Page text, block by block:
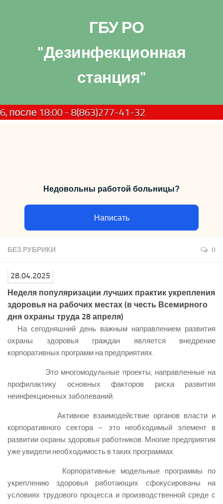
ГБУ РО
"Дезинфекционная
станция"
18:00 - 8(863)277-41-32
Недовольны работой больницы?
Написать
БЕЗ РУБРИКИ 0
28.04.2025
Неделя популяризации лучших практик укрепления
здоровья на рабочих местах (в честь Всемирного
дня охраны труда 28 апреля)
На сегодняшний день важным направлением развития
охраны здоровья граждан является внедрение
корпоративных программ на предприятиях.
Это многомодульные проекты, направленные на
профилактику основных факторов риска развития
неинфекционных заболеваний.
Активное взаимодействие органов власти и
корпоративного сектора – это необходимый элемент в
развитии охраны здоровья работников. Многие предприятия
уже увидели необходимость в таких программах.
Корпоративные модельные программы по
укреплению здоровья работающих сфокусированы на
условиях трудового процесса и производственной среде с